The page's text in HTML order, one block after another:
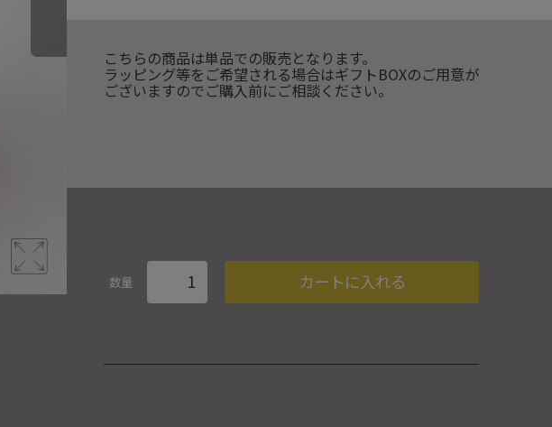
こちらの商品は単品での販売となります。
ラッピング等をご希望される場合はギフトBOXのご用意が
ございますのでご購入前にご相談ください。
数量 カートに入れる